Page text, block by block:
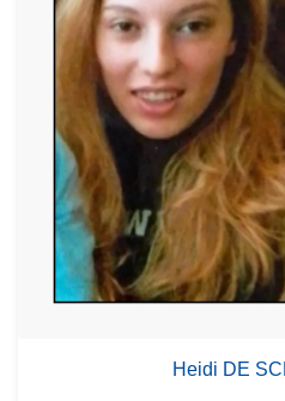
Heidi DE